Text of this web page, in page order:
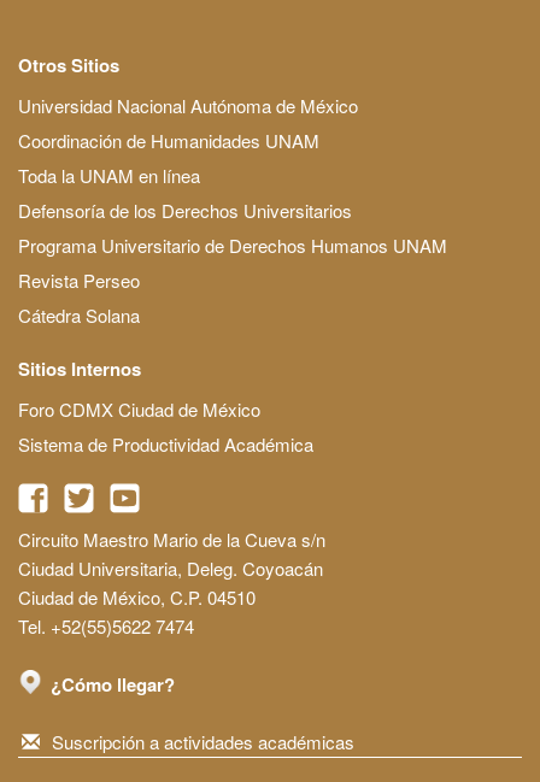
Otros Sitios
Universidad Nacional Autónoma de México
Coordinación de Humanidades UNAM
Toda la UNAM en línea
Defensoría de los Derechos Universitarios
Programa Universitario de Derechos Humanos UNAM
Revista Perseo
Cátedra Solana
Sitios Internos
Foro CDMX Ciudad de México
Sistema de Productividad Académica
Circuito Maestro Mario de la Cueva s/n
Ciudad Universitaria, Deleg. Coyoacán
Ciudad de México, C.P. 04510
Tel. +52(55)5622 7474
¿Cómo llegar?
Suscripción a actividades académicas